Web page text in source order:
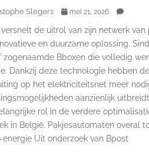
Slegers mei 21, 2026
versnelt de uitrol van zijn netwerk
en duurzame oplossing.
zogenaamde Bboxen die volledig
Dankzij deze technologie hebben
op het elektriciteitsnet meer
aanzienlijk
rol in de verdere
in België. Pakjesautomaten overal
energie Uit onderzoek van Bpost